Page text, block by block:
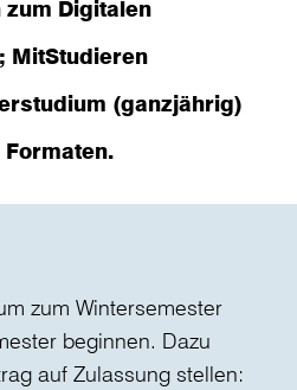
Digitalen
MitStudieren
(ganzjährig)
zum Wintersemester
beginnen. Dazu
auf Zulassung stellen: